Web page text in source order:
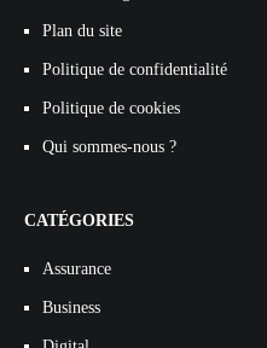
Plan du site
Politique de confidentialité
Politique de cookies
Qui sommes-nous ?
CATÉGORIES
Assurance
Business